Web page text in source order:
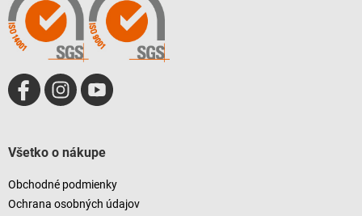
Všetko o nákupe
Obchodné podmienky
Ochrana osobných údajov